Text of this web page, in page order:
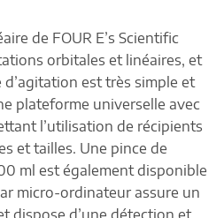
de FOUR E’s Scientific
orbitales et linéaires, et
est très simple et
plateforme universelle avec
l’utilisation de récipients
et tailles. Une pince de
ml est également disponible
micro-ordinateur assure un
dispose d’une détection et